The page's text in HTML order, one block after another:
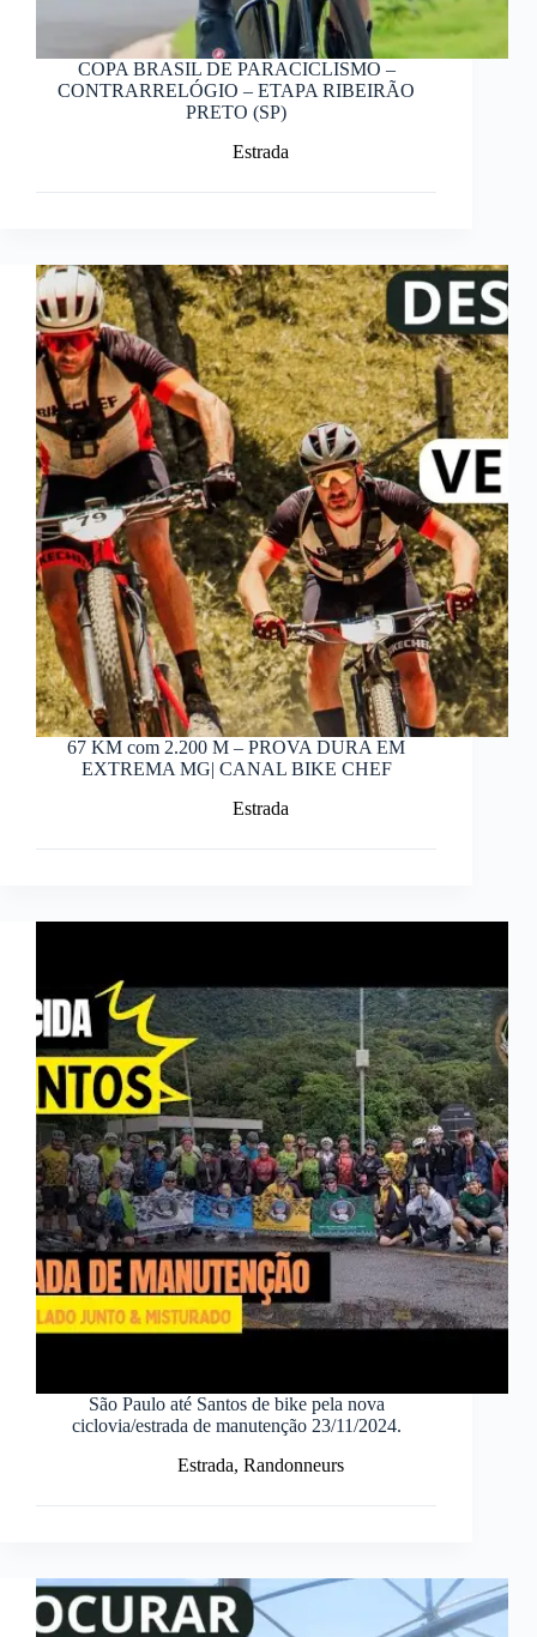
COPA BRASIL DE PARACICLISMO –
CONTRARRELÓGIO – ETAPA RIBEIRÃO
PRETO (SP)
Estrada
67 KM com 2.200 M – PROVA DURA EM
EXTREMA MG| CANAL BIKE CHEF
Estrada
São Paulo até Santos de bike pela nova
ciclovia/estrada de manutenção 23/11/2024.
Estrada, Randonneurs